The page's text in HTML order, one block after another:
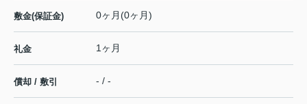
敷金(保証金) 0ヶ月(0ヶ月)
礼金 1ヶ月
償却 / 敷引 - / -